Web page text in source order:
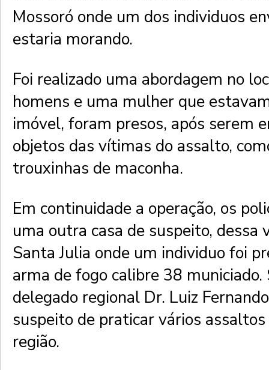
Mossoró onde um dos individuos
estaria morando.
Foi realizado uma abordagem no
homens e uma mulher que
imóvel, foram presos, após serem
objetos das vítimas do assalto,
trouxinhas de maconha.
Em continuidade a operação, os
uma outra casa de suspeito, dessa
Santa Julia onde um individuo foi
arma de fogo calibre 38 municiado.
delegado regional Dr. Luiz
suspeito de praticar vários
região.